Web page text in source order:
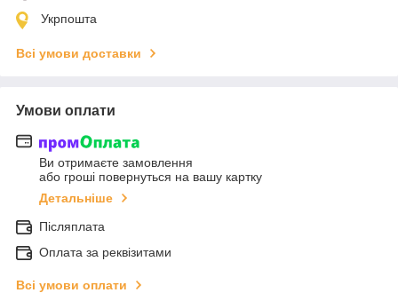
Укрпошта
Всі умови доставки
Умови оплати
Ви отримаєте замовлення
або гроші повернуться на вашу картку
Детальніше
Післяплата
Оплата за реквізитами
Всі умови оплати